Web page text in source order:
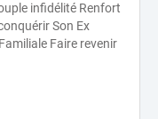
infidélité Renfort
Son Ex
Faire revenir